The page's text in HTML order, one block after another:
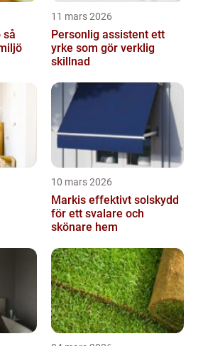
11 mars 2026
Personlig assistent ett
yrke som gör verklig
skillnad
10 mars 2026
Markis effektivt solskydd
för ett svalare och
skönare hem